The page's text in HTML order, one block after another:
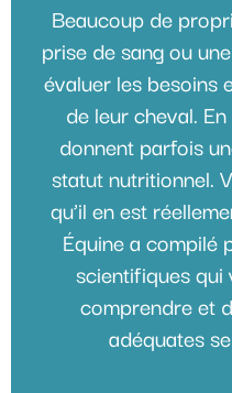
Beaucoup de
prise de sang ou
évaluer les besoins
de leur cheval.
donnent parfois
statut nutritionnel.
qu’il en est
Équine a compilé
scientifiques
comprendre et
adéquates